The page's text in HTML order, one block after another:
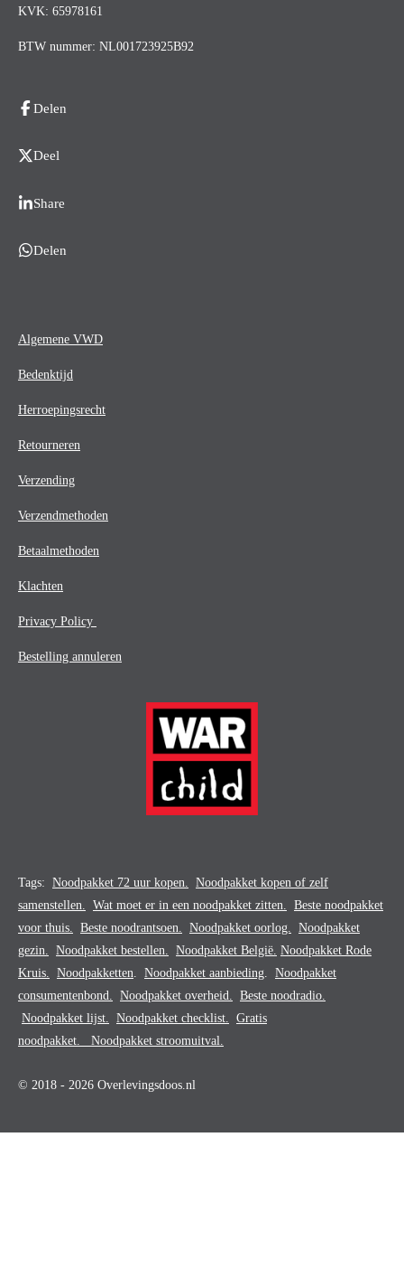
KVK: 65978161
BTW nummer: NL001723925B92
Delen
Deel
Share
Delen
Algemene VWD
Bedenktijd
Herroepingsrecht
Retourneren
Verzending
Verzendmethoden
Betaalmethoden
Klachten
Privacy Policy
Bestelling annuleren
Tags: Noodpakket 72 uur kopen. Noodpakket kopen of zelf
samenstellen. Wat moet er in een noodpakket zitten. Beste noodpakket
voor thuis. Beste noodrantsoen. Noodpakket oorlog. Noodpakket
gezin. Noodpakket bestellen. Noodpakket België. Noodpakket Rode
Kruis. Noodpakketten. Noodpakket aanbieding. Noodpakket
consumentenbond. Noodpakket overheid. Beste noodradio.
Noodpakket lijst. Noodpakket checklist. Gratis
noodpakket. Noodpakket stroomuitval.
© 2018 - 2026 Overlevingsdoos.nl